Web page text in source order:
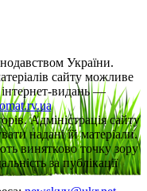
України.
сайту можливе
видань —
Адміністрація сайту
надані їй матеріали.
винятково точку зору
за публікації